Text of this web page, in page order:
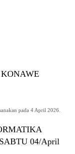
pada 4 April 2026.
04/April